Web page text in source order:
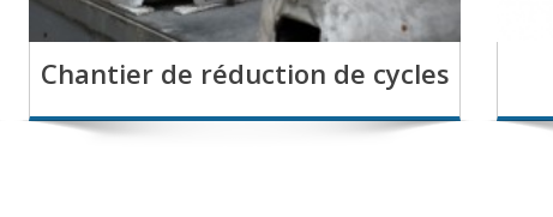
Chantier de réduction de cycles